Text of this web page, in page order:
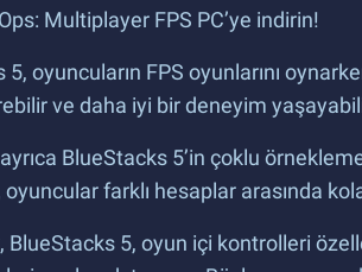
Multiplayer FPS PC’ye indirin!
5, oyuncuların FPS oyunlarını
ve daha iyi bir deneyim
BlueStacks 5’in çoklu
oyuncular farklı hesaplar arasında
BlueStacks 5, oyun içi kontrolleri